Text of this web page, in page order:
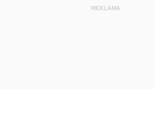
REKLAMA